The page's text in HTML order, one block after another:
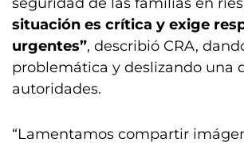
situación es crítica y exige
urgentes”, describió CRA,
problemática y deslizando una
autoridades.
“Lamentamos compartir